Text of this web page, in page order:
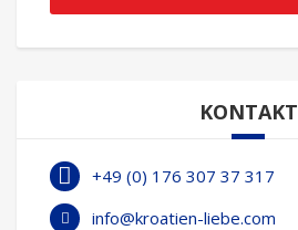
KONTAKT
+49 (0) 176 307 37 317
info@kroatien-liebe.com